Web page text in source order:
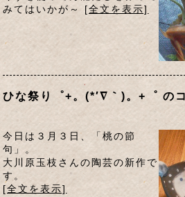
みてはいかが～ [全文を表示]
ひな祭り゜+。(*′∇｀)。+゜ の
今日は３月３日、「桃の節
句」。
大川原玉枝さんの陶芸の新作で
す。
[全文を表示]